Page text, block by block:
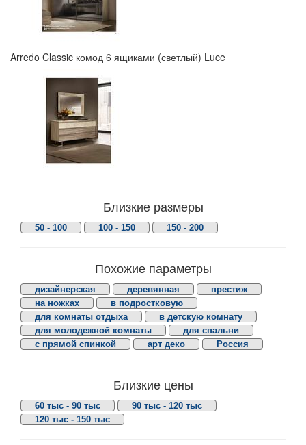
Arredo Classic комод 6 ящиками (светлый) Luce
Близкие размеры
50 - 100 100 - 150 150 - 200
Похожие параметры
дизайнерская деревянная
престиж
на ножках
в подростковую
для комнаты отдыха
в детскую комнату
для молодежной комнаты
для спальни
с прямой спинкой
арт деко Россия
Близкие цены
60 тыс - 90 тыс
90 тыс - 120 тыс
120 тыс - 150 тыс